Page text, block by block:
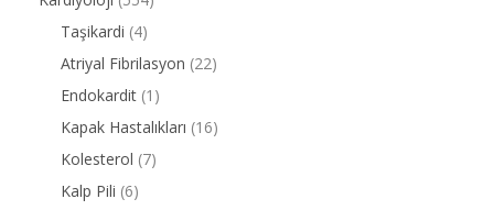
Taşikardi (4)
Atriyal Fibrilasyon (22)
Endokardit (1)
Kapak Hastalıkları (16)
Kolesterol (7)
Kalp Pili (6)